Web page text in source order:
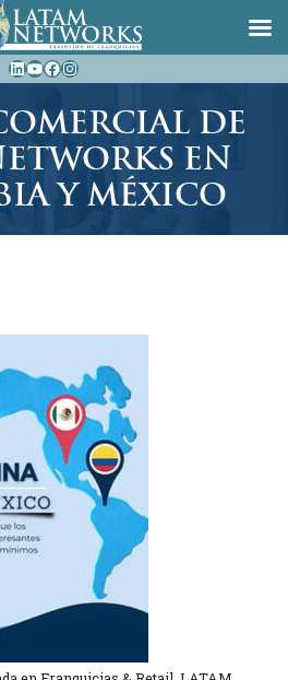
LinkedIn
YouTube
Facebook
Instagram
DE
EN
Y MÉXICO